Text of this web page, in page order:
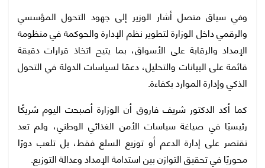
وفي سياق متصل أشار الوزير إلى جهود التحول المؤسسي
والرقمي داخل الوزارة لتطوير نظم الإدارة والحوكمة في منظومة
الإمداد والرقابة على الأسواق، بما يتيح اتخاذ قرارات دقيقة
قائمة على البيانات والتحليل، دعمًا لسياسات الدولة في التحول
الذكي وإدارة الموارد بكفاءة.
كما أكد الدكتور شريف فاروق أن الوزارة أصبحت اليوم شريكًا
رئيسيًا في صياغة سياسات الأمن الغذائي الوطني، ولم تعد
تقتصر على إدارة الدعم أو توزيع السلع فقط، بل تلعب دورًا
محوريًا في تحقيق التوازن بين استدامة الإمداد وعدالة التوزيع.